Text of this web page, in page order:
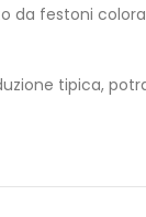
da festoni
tipica,